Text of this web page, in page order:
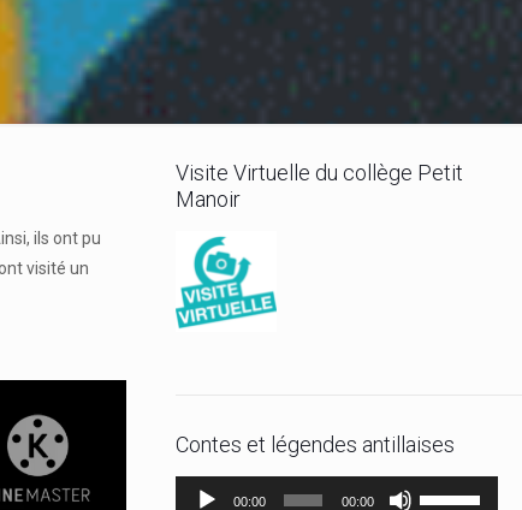
ils ont pu
visité un
Visite Virtuelle du collège Petit
Manoir
Contes et légendes antillaises
Lecteur
00:00 00:00